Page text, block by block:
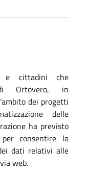
e cittadini che
di Ortovero, in
dei progetti
delle
ha previsto
consentire la
dati relativi alle
web.